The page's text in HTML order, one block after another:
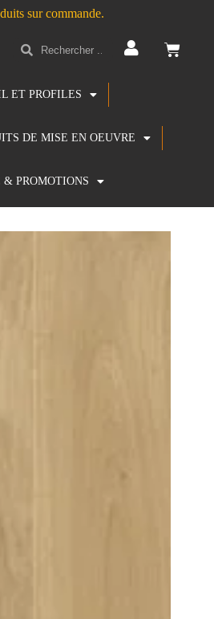
sur commande.
ET PROFILES
DE MISE EN OEUVRE
& PROMOTIONS